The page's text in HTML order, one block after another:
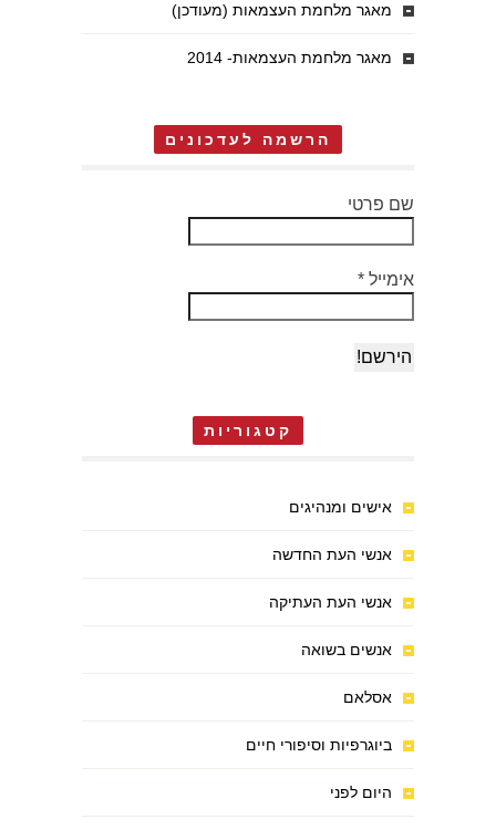
מאגר מלחמת העצמאות (מעודכן)
מאגר מלחמת העצמאות- 2014
הרשמה לעדכונים
שם פרטי
אימייל *
קטגוריות
אישים ומנהיגים
אנשי העת החדשה
אנשי העת העתיקה
אנשים בשואה
אסלאם
ביוגרפיות וסיפורי חיים
היום לפני